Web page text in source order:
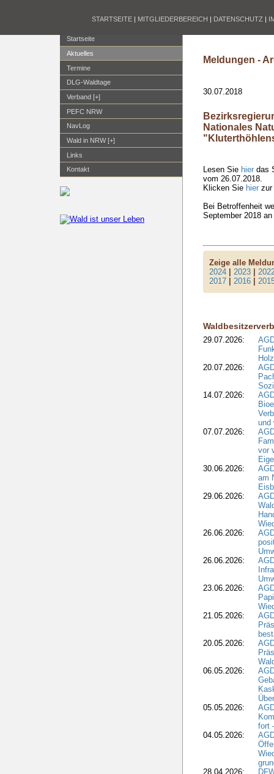
STARTSEITE | MITGLIEDERBEREICH | DATENSCHUTZ |
Startseite
Aktuelles
Termine
DLG-Waldtage
Verband [+]
PEFC NRW
NavLog
Wald in NRW [+]
Links
Kontakt
Meldungen -
30.07.2018
Nationales
Lesen Sie hier das
vom 26.07.2018.
Klicken Sie hier zur
Bei Betroffenheit
September 2018
Zeige alle
2024 |2023 |
2017 |2016 |
29.07.2026:
20.07.2026:
14.07.2026:
und
07.07.2026:
vor
30.06.2026:
am
29.06.2026:
26.06.2026:
26.06.2026:
23.06.2026:
21.05.2026:
20.05.2026:
06.05.2026:
05.05.2026:
fort
04.05.2026:
28.04.2026: